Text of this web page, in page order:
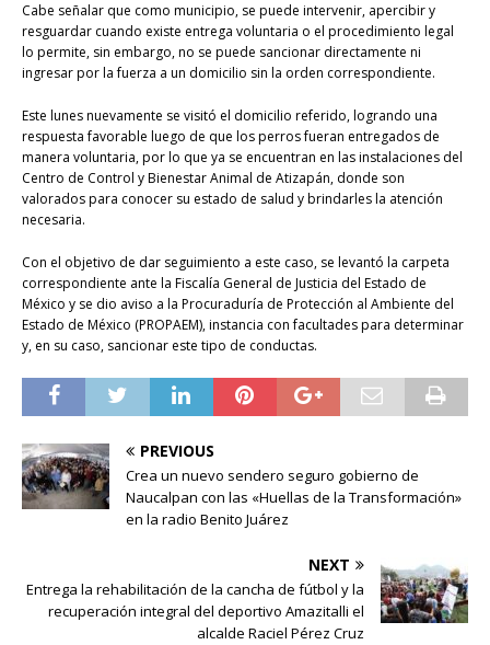
Cabe señalar que como municipio, se puede intervenir, apercibir y
resguardar cuando existe entrega voluntaria o el procedimiento legal
lo permite, sin embargo, no se puede sancionar directamente ni
ingresar por la fuerza a un domicilio sin la orden correspondiente.
Este lunes nuevamente se visitó el domicilio referido, logrando una
respuesta favorable luego de que los perros fueran entregados de
manera voluntaria, por lo que ya se encuentran en las instalaciones del
Centro de Control y Bienestar Animal de Atizapán, donde son
valorados para conocer su estado de salud y brindarles la atención
necesaria.
Con el objetivo de dar seguimiento a este caso, se levantó la carpeta
correspondiente ante la Fiscalía General de Justicia del Estado de
México y se dio aviso a la Procuraduría de Protección al Ambiente del
Estado de México (PROPAEM), instancia con facultades para determinar
y, en su caso, sancionar este tipo de conductas.
PREVIOUS
Crea un nuevo sendero seguro gobierno de
Naucalpan con las «Huellas de la Transformación»
en la radio Benito Juárez
NEXT
Entrega la rehabilitación de la cancha de fútbol y la
recuperación integral del deportivo Amazitalli el
alcalde Raciel Pérez Cruz